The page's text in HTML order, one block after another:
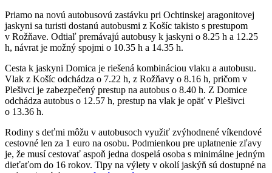
Priamo na novú autobusovú zastávku pri Ochtinskej aragonitovej
jaskyni sa turisti dostanú autobusmi z Košíc takisto s prestupom
v Rožňave. Odtiaľ premávajú autobusy k jaskyni o 8.25 h a 12.25
h, návrat je možný spojmi o 10.35 h a 14.35 h.
Cesta k jaskyni Domica je riešená kombináciou vlaku a autobusu.
Vlak z Košíc odchádza o 7.22 h, z Rožňavy o 8.16 h, pričom v
Plešivci je zabezpečený prestup na autobus o 8.40 h. Z Domice
odchádza autobus o 12.57 h, prestup na vlak je opäť v Plešivci
o 13.36 h.
Rodiny s deťmi môžu v autobusoch využiť zvýhodnené víkendové
cestovné len za 1 euro na osobu. Podmienkou pre uplatnenie zľavy
je, že musí cestovať aspoň jedna dospelá osoba s minimálne jedným
dieťaťom do 16 rokov. Tipy na výlety v okolí jaskýň sú dostupné na